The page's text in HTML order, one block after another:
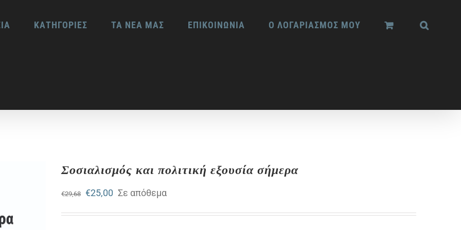
ΚΑΤΗΓΟΡΙΕΣ ΤΑ ΝΕΑ ΜΑΣ ΕΠΙΚΟΙΝΩΝΙΑ Ο ΛΟΓΑΡΙΑΣΜΟΣ ΜΟΥ
Σοσιαλισμός και πολιτική εξουσία σήμερα
€29,68 Original
price
€25,00 Η
τρέχουσα
Σε απόθεμα